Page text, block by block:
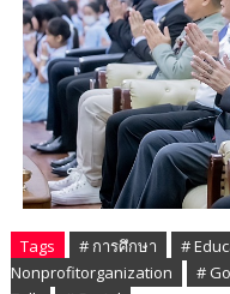
Tags # การศึกษา #
Nonprofitorganization
#